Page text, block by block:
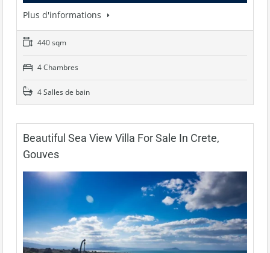
Plus d'informations
440 sqm
4 Chambres
4 Salles de bain
Beautiful Sea View Villa For Sale In Crete,
Gouves